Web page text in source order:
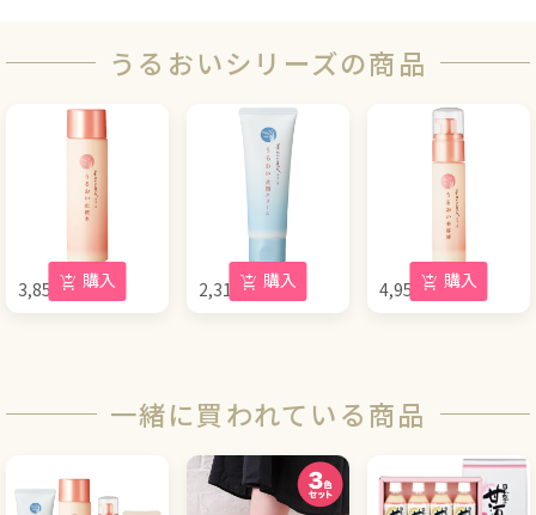
うるおいシリーズの商品
3,850 円 (税込)
購入 2,310 円 (税込)
購入 4,950 円 (税込)
購入
一緒に買われている商品